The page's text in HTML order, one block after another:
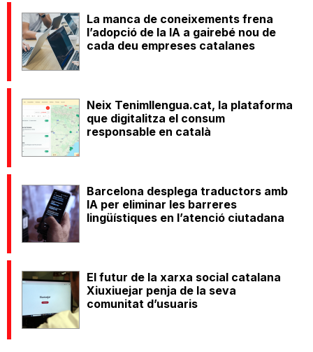
La manca de coneixements frena
l’adopció de la IA a gairebé nou de
cada deu empreses catalanes
Neix Tenimllengua.cat, la plataforma
que digitalitza el consum
responsable en català
Barcelona desplega traductors amb
IA per eliminar les barreres
lingüístiques en l’atenció ciutadana
El futur de la xarxa social catalana
Xiuxiuejar penja de la seva
comunitat d’usuaris